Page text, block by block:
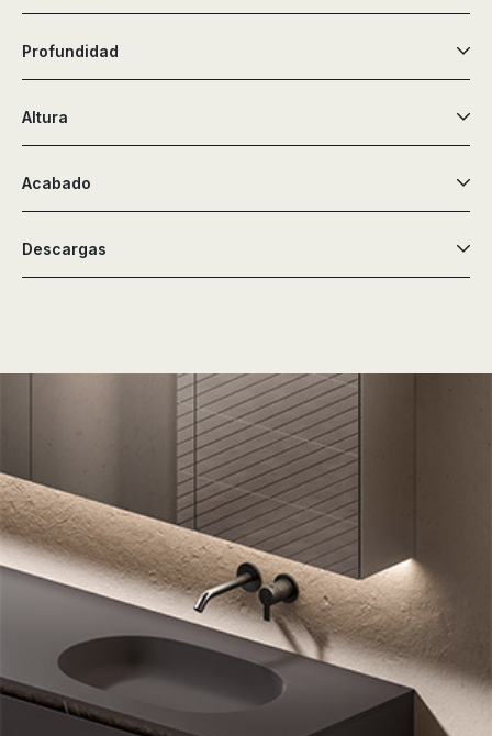
Profundidad
Altura
Acabado
Descargas